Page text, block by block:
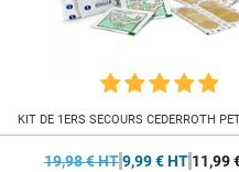
KIT DE 1ERS SECOURS CEDERROTH
19,98 € HT9,99 € HT 11,99